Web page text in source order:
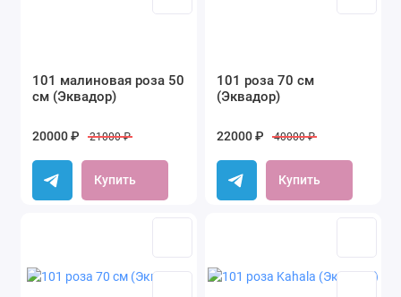
101 малиновая роза 50
см (Эквадор)
20000 ₽ 21000 ₽
Купить
101 роза 70 см
(Эквадор)
22000 ₽ 40000 ₽
Купить